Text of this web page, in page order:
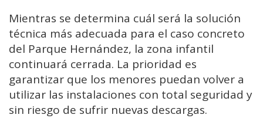
Mientras se determina cuál será la solución
técnica más adecuada para el caso concreto
del Parque Hernández, la zona infantil
continuará cerrada. La prioridad es
garantizar que los menores puedan volver a
utilizar las instalaciones con total seguridad y
sin riesgo de sufrir nuevas descargas.